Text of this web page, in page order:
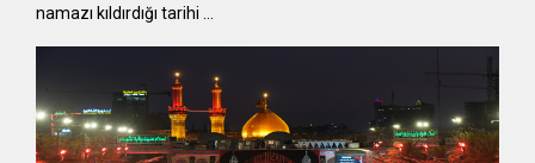
namazı kıldırdığı tarihi …